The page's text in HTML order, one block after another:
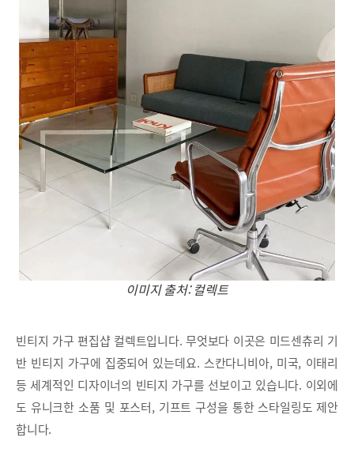
이미지 출처: 컬렉트
빈티지 가구 편집샵 컬렉트입니다. 무엇보다 이곳은 미드센츄리 기
반 빈티지 가구에 집중되어 있는데요. 스칸다니비아, 미국, 이태리
등 세계적인 디자이너의 빈티지 가구를 선보이고 있습니다. 이외에
도 유니크한 소품 및 포스터, 기프트 구성을 통한 스타일링도 제안
합니다.